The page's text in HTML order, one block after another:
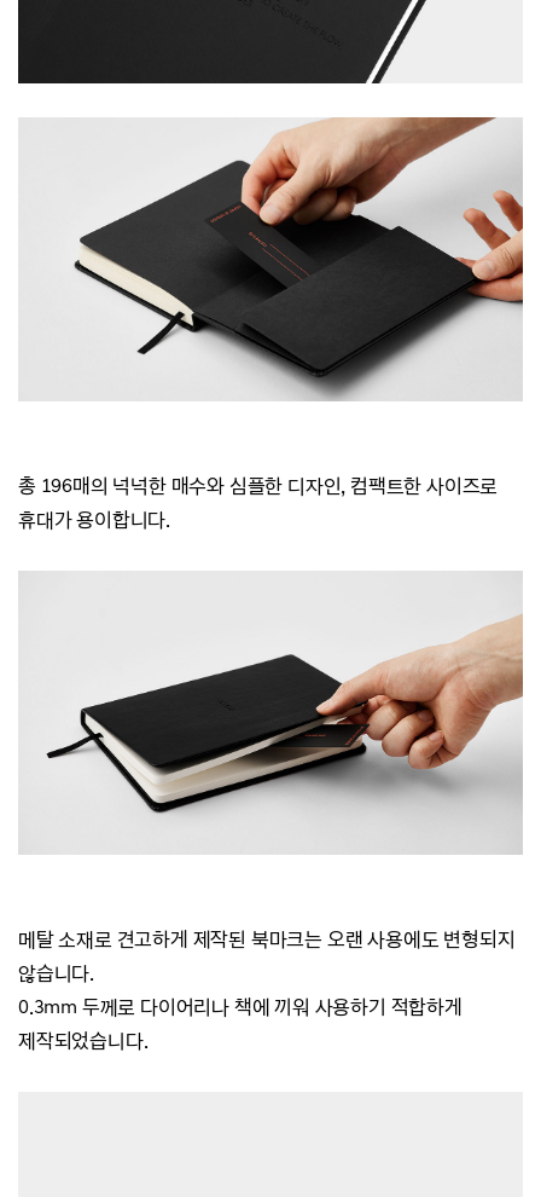
총 196매의 넉넉한 매수와 심플한 디자인, 컴팩트한 사이즈로
휴대가 용이합니다.
메탈 소재로 견고하게 제작된 북마크는 오랜 사용에도 변형되지
않습니다.
0.3mm 두께로 다이어리나 책에 끼워 사용하기 적합하게
제작되었습니다.